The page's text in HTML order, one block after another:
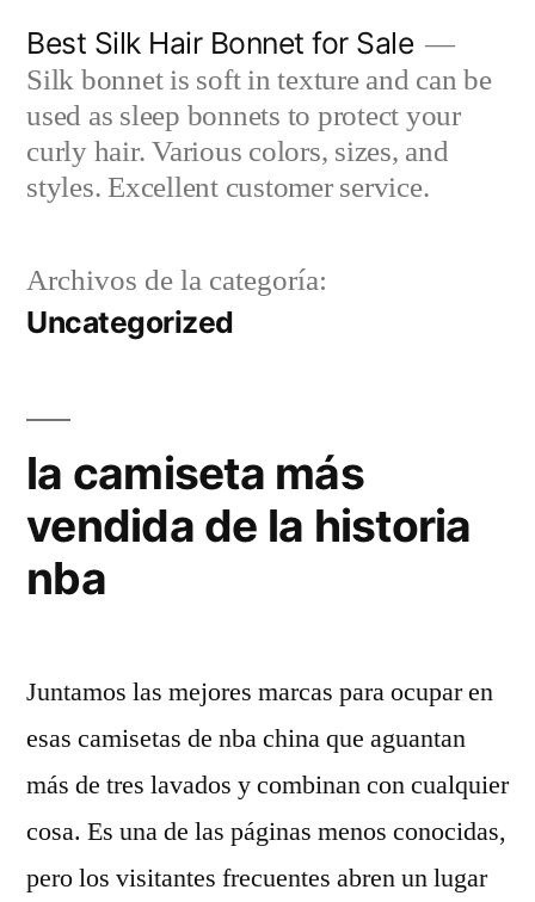
contenido
Best Silk Hair Bonnet for Sale
Silk bonnet is soft in texture and can be
used as sleep bonnets to protect your
curly hair. Various colors, sizes, and
styles. Excellent customer service.
Archivos de la categoría:
Uncategorized
la camiseta más
vendida de la historia
nba
Juntamos las mejores marcas para ocupar en
esas camisetas de nba china que aguantan
más de tres lavados y combinan con cualquier
cosa. Es una de las páginas menos conocidas,
pero los visitantes frecuentes abren un lugar